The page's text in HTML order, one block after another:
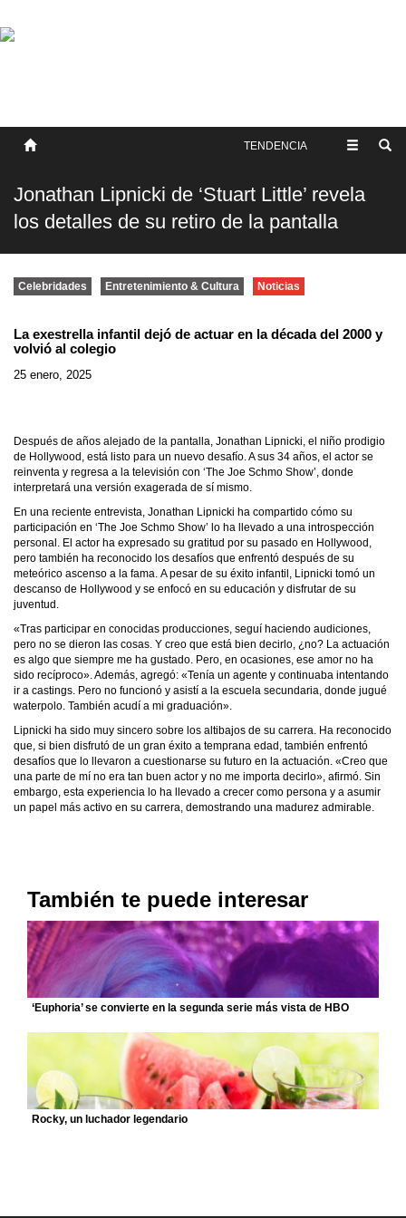
SOBRE NOSOTROS
TENDENCIA
Jonathan Lipnicki de ‘Stuart Little’ revela
los detalles de su retiro de la pantalla
Celebridades Entretenimiento & Cultura Noticias
La exestrella infantil dejó de actuar en la década del 2000 y
volvió al colegio
25 enero, 2025
Después de años alejado de la pantalla, Jonathan Lipnicki, el niño prodigio
de Hollywood, está listo para un nuevo desafío. A sus 34 años, el actor se
reinventa y regresa a la televisión con ‘The Joe Schmo Show’, donde
interpretará una versión exagerada de sí mismo.
En una reciente entrevista, Jonathan Lipnicki ha compartido cómo su
participación en ‘The Joe Schmo Show’ lo ha llevado a una introspección
personal. El actor ha expresado su gratitud por su pasado en Hollywood,
pero también ha reconocido los desafíos que enfrentó después de su
meteórico ascenso a la fama. A pesar de su éxito infantil, Lipnicki tomó un
descanso de Hollywood y se enfocó en su educación y disfrutar de su
juventud.
«Tras participar en conocidas producciones, seguí haciendo audiciones,
pero no se dieron las cosas. Y creo que está bien decirlo, ¿no? La actuación
es algo que siempre me ha gustado. Pero, en ocasiones, ese amor no ha
sido recíproco». Además, agregó: «Tenía un agente y continuaba intentando
ir a castings. Pero no funcionó y asistí a la escuela secundaria, donde jugué
waterpolo. También acudí a mi graduación».
Lipnicki ha sido muy sincero sobre los altibajos de su carrera. Ha reconocido
que, si bien disfrutó de un gran éxito a temprana edad, también enfrentó
desafíos que lo llevaron a cuestionarse su futuro en la actuación. «Creo que
una parte de mí no era tan buen actor y no me importa decirlo», afirmó. Sin
embargo, esta experiencia lo ha llevado a crecer como persona y a asumir
un papel más activo en su carrera, demostrando una madurez admirable.
También te puede interesar
‘Euphoria’ se convierte en la segunda serie más vista de HBO
Rocky, un luchador legendario